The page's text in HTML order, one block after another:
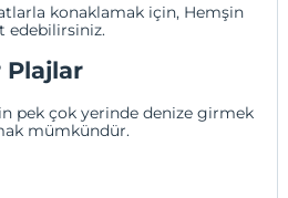
konaklamak için, Hemşin
edebilirsiniz.
Plajlar
pek çok yerinde denize girmek
mümkündür.